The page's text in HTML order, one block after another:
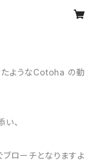
たようなCotoha の動
、
ブローチとなりますよ